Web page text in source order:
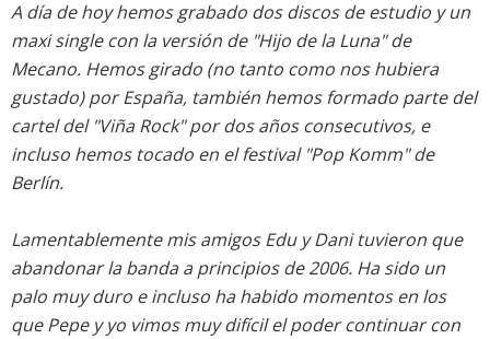
A día de hoy hemos grabado dos discos de estudio y un
maxi single con la versión de "Hijo de la Luna" de
Mecano. Hemos girado (no tanto como nos hubiera
gustado) por España, también hemos formado parte del
cartel del "Viña Rock" por dos años consecutivos, e
incluso hemos tocado en el festival "Pop Komm" de
Berlín.
Lamentablemente mis amigos Edu y Dani tuvieron que
abandonar la banda a principios de 2006. Ha sido un
palo muy duro e incluso ha habido momentos en los
que Pepe y yo vimos muy difícil el poder continuar con